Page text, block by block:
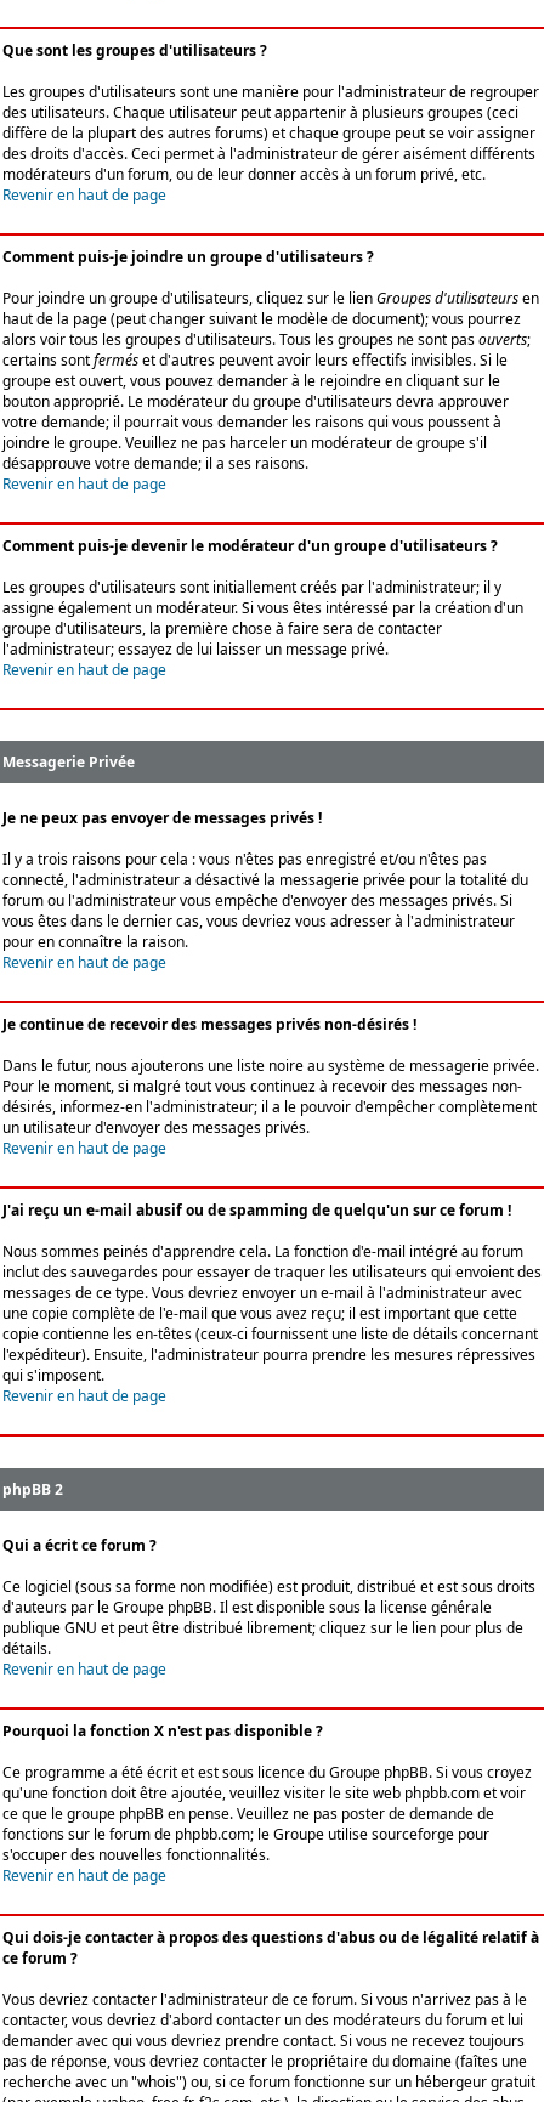
Que sont les groupes d'utilisateurs ?
Les groupes d'utilisateurs sont une manière pour l'administrateur de regrouper
des utilisateurs. Chaque utilisateur peut appartenir à plusieurs groupes (ceci
diffère de la plupart des autres forums) et chaque groupe peut se voir assigner
des droits d'accès. Ceci permet à l'administrateur de gérer aisément différents
modérateurs d'un forum, ou de leur donner accès à un forum privé, etc.
Revenir en haut de page
Comment puis-je joindre un groupe d'utilisateurs ?
Pour joindre un groupe d'utilisateurs, cliquez sur le lienGroupes d'utilisateursen
haut de la page (peut changer suivant le modèle de document); vous pourrez
alors voir tous les groupes d'utilisateurs. Tous les groupes ne sont pasouverts;
certains sontferméset d'autres peuvent avoir leurs effectifs invisibles. Si le
groupe est ouvert, vous pouvez demander à le rejoindre en cliquant sur le
bouton approprié. Le modérateur du groupe d'utilisateurs devra approuver
votre demande; il pourrait vous demander les raisons qui vous poussent à
joindre le groupe. Veuillez ne pas harceler un modérateur de groupe s'il
désapprouve votre demande; il a ses raisons.
Revenir en haut de page
Comment puis-je devenir le modérateur d'un groupe d'utilisateurs ?
Les groupes d'utilisateurs sont initiallement créés par l'administrateur; il y
assigne également un modérateur. Si vous êtes intéressé par la création d'un
groupe d'utilisateurs, la première chose à faire sera de contacter
l'administrateur; essayez de lui laisser un message privé.
Revenir en haut de page
Messagerie Privée
Je ne peux pas envoyer de messages privés !
Il y a trois raisons pour cela : vous n'êtes pas enregistré et/ou n'êtes pas
connecté, l'administrateur a désactivé la messagerie privée pour la totalité du
forum ou l'administrateur vous empêche d'envoyer des messages privés. Si
vous êtes dans le dernier cas, vous devriez vous adresser à l'administrateur
pour en connaître la raison.
Revenir en haut de page
Je continue de recevoir des messages privés non-désirés !
Dans le futur, nous ajouterons une liste noire au système de messagerie privée.
Pour le moment, si malgré tout vous continuez à recevoir des messages non-
désirés, informez-en l'administrateur; il a le pouvoir d'empêcher complètement
un utilisateur d'envoyer des messages privés.
Revenir en haut de page
J'ai reçu un e-mail abusif ou de spamming de quelqu'un sur ce forum !
Nous sommes peinés d'apprendre cela. La fonction d'e-mail intégré au forum
inclut des sauvegardes pour essayer de traquer les utilisateurs qui envoient des
messages de ce type. Vous devriez envoyer un e-mail à l'administrateur avec
une copie complète de l'e-mail que vous avez reçu; il est important que cette
copie contienne les en-têtes (ceux-ci fournissent une liste de détails concernant
l'expéditeur). Ensuite, l'administrateur pourra prendre les mesures répressives
qui s'imposent.
Revenir en haut de page
phpBB 2
Qui a écrit ce forum ?
Ce logiciel (sous sa forme non modifiée) est produit, distribué et est sous droits
d'auteurs par leGroupe phpBB. Il est disponible sous la license générale
publique GNU et peut être distribué librement; cliquez sur le lien pour plus de
détails.
Revenir en haut de page
Pourquoi la fonction X n'est pas disponible ?
Ce programme a été écrit et est sous licence du Groupe phpBB. Si vous croyez
qu'une fonction doit être ajoutée, veuillez visiter le site web phpbb.com et voir
ce que le groupe phpBB en pense. Veuillez ne pas poster de demande de
fonctions sur le forum de phpbb.com; le Groupe utilise sourceforge pour
s'occuper des nouvelles fonctionnalités.
Revenir en haut de page
Qui dois-je contacter à propos des questions d'abus ou de légalité relatif à
ce forum ?
Vous devriez contacter l'administrateur de ce forum. Si vous n'arrivez pas à le
contacter, vous devriez d'abord contacter un des modérateurs du forum et lui
demander avec qui vous devriez prendre contact. Si vous ne recevez toujours
pas de réponse, vous devriez contacter le propriétaire du domaine (faîtes une
recherche avec un "whois") ou, si ce forum fonctionne sur un hébergeur gratuit